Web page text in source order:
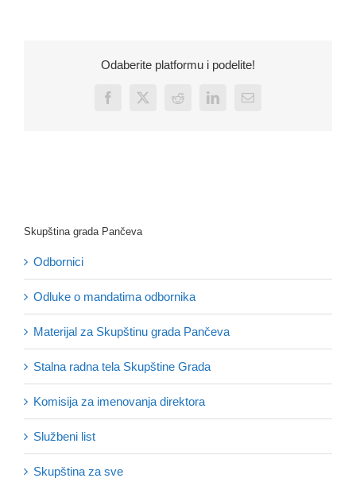
Odaberite platformu i podelite!
Facebook
X Reddit LinkedInEmail
Skupština grada Pančeva
Odbornici
Odluke o mandatima odbornika
Materijal za Skupštinu grada Pančeva
Stalna radna tela Skupštine Grada
Komisija za imenovanja direktora
Službeni list
Skupština za sve